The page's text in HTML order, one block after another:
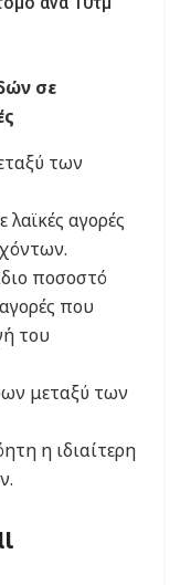
σε
των
αγορές
ποσοστό
που
του
μεταξύ των
η ιδιαίτερη